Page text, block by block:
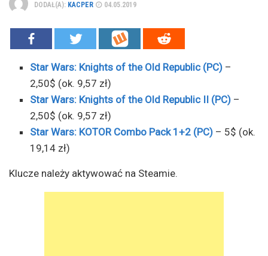
DODAŁ(A): KACPER 04.05.2019
Star Wars: Knights of the Old Republic (PC) –
2,50$ (ok. 9,57 zł)
Star Wars: Knights of the Old Republic II (PC) –
2,50$ (ok. 9,57 zł)
Star Wars: KOTOR Combo Pack 1+2 (PC) – 5$ (ok.
19,14 zł)
Klucze należy aktywować na Steamie.